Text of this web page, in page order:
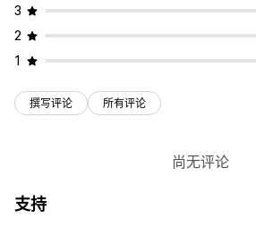
3
2
1
撰写评论 所有评论
尚无评论
支持